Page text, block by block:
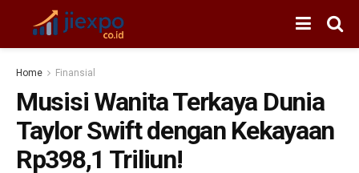
Home Finansial
Musisi Wanita Terkaya Dunia
Taylor Swift dengan Kekayaan
Rp398,1 Triliun!